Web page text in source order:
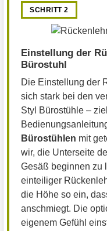
SCHRITT 2
Einstellung der
Bürostuhl
Die Einstellung der
sich stark bei den
Styl Bürostühle –
Bürostühlen mit
wir, die Unterseite
Gesäß beginnen zu
einteiliger
die Höhe so ein,
anschmiegt. Die
eigenem Gefühl